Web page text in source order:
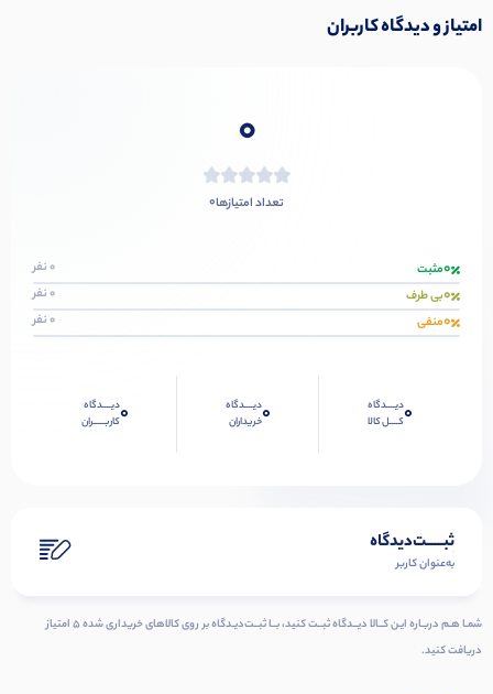
امتیاز و دیدگاه کاربران
0
تعداد امتیازها0
0مثبت 0 نفر
0بی طرف 0 نفر
0منفی 0 نفر
0دیــــدگاه
کــــل کالا
0دیــــدگاه
خریداران
0دیــــدگاه
کاربـــــران
ثبـــــت‌دیدگاه
به‌عنوان کاربر
شمـا هـم دربـاره ایـن کــالا دیــدگاه ثبــت کنید، بــا ثبــت‌دیـدگاه بر روی کالاهای خریداری شده ۵ امتیاز
دریافت کنید.